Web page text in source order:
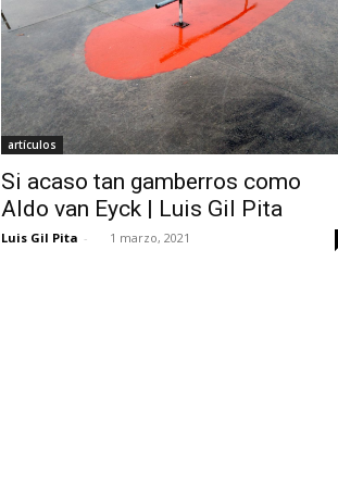
artículos
Si acaso tan gamberros como
Aldo van Eyck | Luis Gil Pita
Luis Gil Pita - 1 marzo, 2021